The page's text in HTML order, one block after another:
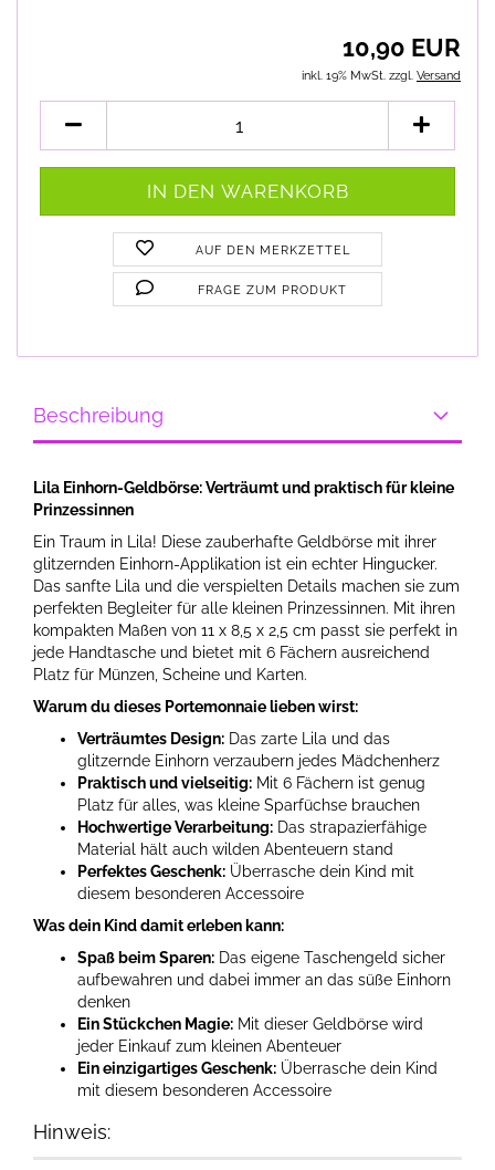
10,90 EUR
inkl. 19% MwSt. zzgl. Versand
AUF DEN MERKZETTEL
FRAGE ZUM PRODUKT
Beschreibung
Lila Einhorn-Geldbörse: Verträumt und praktisch für kleine
Prinzessinnen
Ein Traum in Lila! Diese zauberhafte Geldbörse mit ihrer
glitzernden Einhorn-Applikation ist ein echter Hingucker.
Das sanfte Lila und die verspielten Details machen sie zum
perfekten Begleiter für alle kleinen Prinzessinnen. Mit ihren
kompakten Maßen von 11 x 8,5 x 2,5 cm passt sie perfekt in
jede Handtasche und bietet mit 6 Fächern ausreichend
Platz für Münzen, Scheine und Karten.
Warum du dieses Portemonnaie lieben wirst:
Verträumtes Design: Das zarte Lila und das
glitzernde Einhorn verzaubern jedes Mädchenherz
Praktisch und vielseitig: Mit 6 Fächern ist genug
Platz für alles, was kleine Sparfüchse brauchen
Hochwertige Verarbeitung: Das strapazierfähige
Material hält auch wilden Abenteuern stand
Perfektes Geschenk: Überrasche dein Kind mit
diesem besonderen Accessoire
Was dein Kind damit erleben kann:
Spaß beim Sparen: Das eigene Taschengeld sicher
aufbewahren und dabei immer an das süße Einhorn
denken
Ein Stückchen Magie: Mit dieser Geldbörse wird
jeder Einkauf zum kleinen Abenteuer
Ein einzigartiges Geschenk: Überrasche dein Kind
mit diesem besonderen Accessoire
Hinweis: